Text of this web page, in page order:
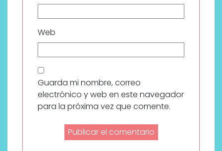
Web
Guarda mi nombre, correo
electrónico y web en este navegador
para la próxima vez que comente.